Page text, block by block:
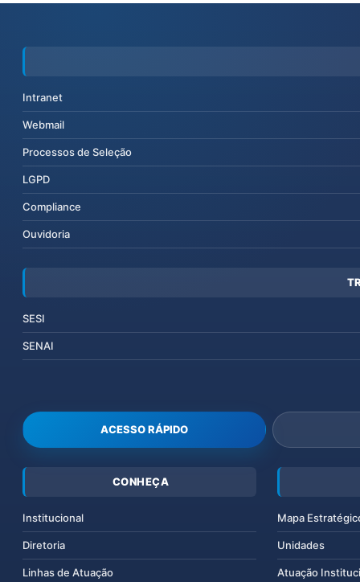
Intranet
Webmail
Processos de Seleção
LGPD
Compliance
Ouvidoria
SESI
SENAI
ACESSO RÁPIDO
CONHEÇA
Institucional
Diretoria
Linhas de Atuação
Mapa
Unidades
Atuação